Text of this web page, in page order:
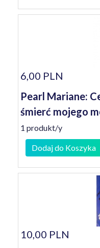
6,00 PLN
Pearl Mariane:
śmierć mojego
1 produkt/y
Dodaj do Koszyka
10,00 PLN